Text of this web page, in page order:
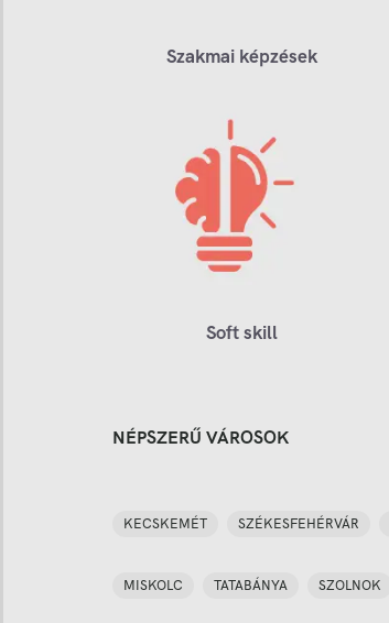
Szakmai képzések
Soft skill
NÉPSZERŰ VÁROSOK
KECSKEMÉT SZÉKESFEHÉRVÁR
MISKOLC TATABÁNYA SZOLNOK